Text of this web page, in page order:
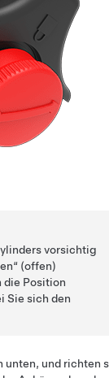
vorsichtig
(offen)
die Position
Sie sich den
unten, und richten